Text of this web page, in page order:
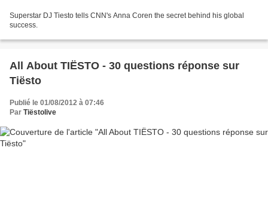
Superstar DJ Tiesto tells CNN's Anna Coren the secret behind his global
success.
All About TIËSTO - 30 questions réponse sur
Tiësto
Publié le 01/08/2012 à 07:46
Par Tiëstolive